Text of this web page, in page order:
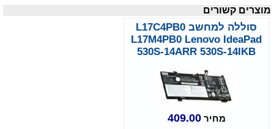
מוצרים קשורים
סוללה למחשב L17C4PB0
L17M4PB0 Lenovo IdeaPad
530S-14ARR 530S-14IKB
מחיר409.00